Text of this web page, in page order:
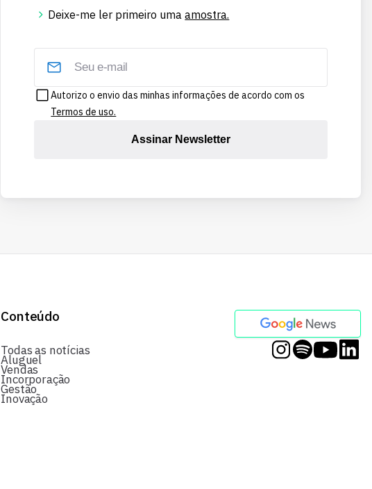
Deixe-me ler primeiro umaamostra.
Autorizo o envio das minhas informações de acordo com os
Termos de uso.
Assinar Newsletter
Conteúdo
Todas as notícias
Aluguel
Vendas
Incorporação
Gestão
Inovação